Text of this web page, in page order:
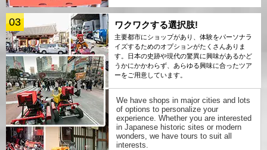
03 ワクワクする選択肢!
主要都市にショップがあり、体験をパーソナラ
イズするためのオプションがたくさんありま
す。日本の史跡や現代の驚異に興味があるかど
うかにかかわらず、あらゆる興味に合ったツア
ーをご用意しています。
We have shops in major cities and lots
of options to personalize your
experience. Whether you are interested
in Japanese historic sites or modern
wonders, we have tours to suit all
interests.